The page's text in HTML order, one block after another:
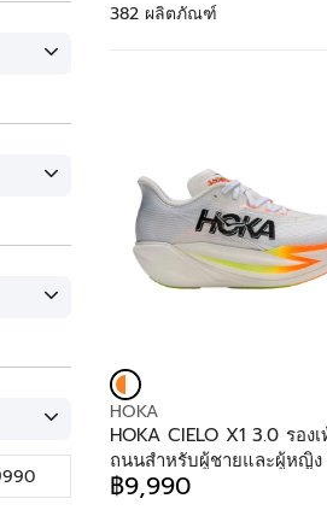
382 ผลิตภัณฑ์
V
E
N
D
O
HOKA
HOKA CIELO X1 3.0 รองเ
ถนนสำหรับผู้ชายและผู้หญิง
R
฿9,990